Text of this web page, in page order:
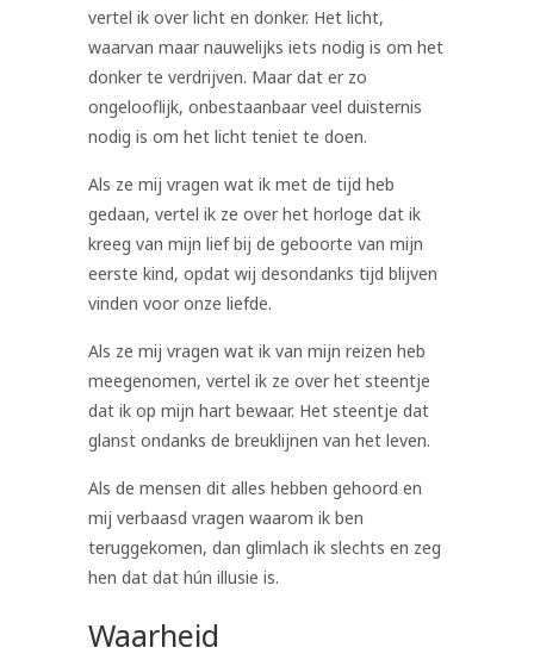
vertel ik over licht en donker. Het licht,
waarvan maar nauwelijks iets nodig is om het
donker te verdrijven. Maar dat er zo
ongelooflijk, onbestaanbaar veel duisternis
nodig is om het licht teniet te doen.
Als ze mij vragen wat ik met de tijd heb
gedaan, vertel ik ze over het horloge dat ik
kreeg van mijn lief bij de geboorte van mijn
eerste kind, opdat wij desondanks tijd blijven
vinden voor onze liefde.
Als ze mij vragen wat ik van mijn reizen heb
meegenomen, vertel ik ze over het steentje
dat ik op mijn hart bewaar. Het steentje dat
glanst ondanks de breuklijnen van het leven.
Als de mensen dit alles hebben gehoord en
mij verbaasd vragen waarom ik ben
teruggekomen, dan glimlach ik slechts en zeg
hen dat dat hún illusie is.
Waarheid